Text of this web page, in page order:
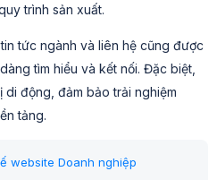
trình sản xuất.
tức ngành và liên hệ cũng được
tìm hiểu và kết nối. Đặc biệt,
động, đảm bảo trải nghiệm
tảng.
website Doanh nghiệp